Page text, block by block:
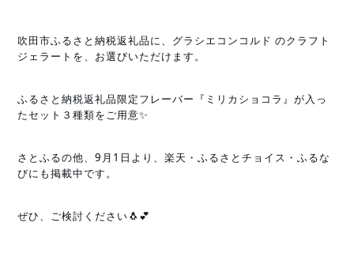
吹田市ふるさと納税返礼品に、グラシエコンコルド のクラフト
ジェラートを、お選びいただけます。
ふるさと納税返礼品限定フレーバー『ミリカショコラ』が入っ
たセット３種類をご用意✨
さとふるの他、9月1日より、楽天・ふるさとチョイス・ふるな
びにも掲載中です。
ぜひ、ご検討ください🐧💕